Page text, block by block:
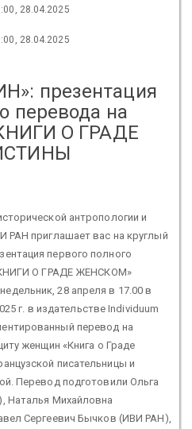
28.04.2025
28.04.2025
презентация
перевода на
О ГРАДЕ
антропологии и
РАН приглашает вас на круглый
первого полного
О ГРАДЕ ЖЕНСКОМ»
28 апреля в 17.00 в
г. в издательстве Individuum
перевод на
женщин «Книга о Граде
писательницы и
Перевод подготовили Ольга
Наталья Михайловна
Сергеевич Бычков (ИВИ РАН),